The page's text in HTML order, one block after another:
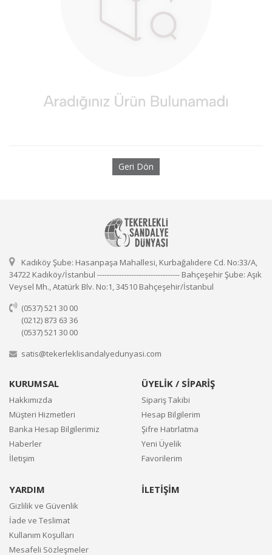
Geri Dön
Kadıköy Şube: Hasanpaşa Mahallesi, Kurbağalıdere Cd. No:33/A,
34722 Kadıköy/İstanbul ---------------------------------- Bahçeşehir Şube: Aşık
Veysel Mh., Atatürk Blv. No:1, 34510 Bahçeşehir/İstanbul
(0537) 521 30 00
(0212) 873 63 36
(0537) 521 30 00
satis@tekerleklisandalyedunyasi.com
KURUMSAL
Hakkımızda
Müşteri Hizmetleri
Banka Hesap Bilgilerimiz
Haberler
İletişim
ÜYELİK / SİPARİŞ
Sipariş Takibi
Hesap Bilgilerim
Şifre Hatırlatma
Yeni Üyelik
Favorilerim
YARDIM
Gizlilik ve Güvenlik
İade ve Teslimat
Kullanım Koşulları
Mesafeli Sözleşmeler
İLETİŞİM